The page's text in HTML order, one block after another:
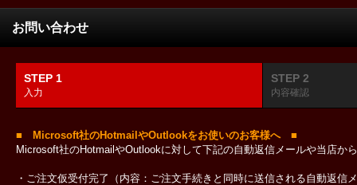
お問い合わせ
STEP 1
入力
STEP 2
内容確認
■ Microsoft社のHotmailやOutlookをお使いのお客様へ ■
Microsoft社のHotmailやOutlookに対して下記の自動返信メールや当店か
・ご注文仮受付完了（内容：ご注文手続きと同時に送信される自動返信